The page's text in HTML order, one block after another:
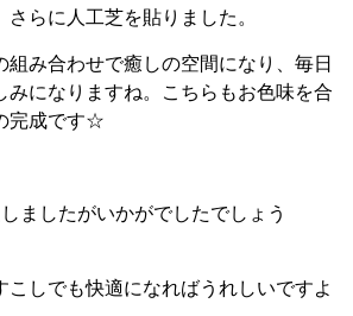
さらに人工芝を貼りました 。
組み合わせで癒しの空間になり、毎日
みになりますね。こちらもお色味を合
完成です☆
ましたがいかがでしたでしょう
こしでも快適になればうれしいですよ